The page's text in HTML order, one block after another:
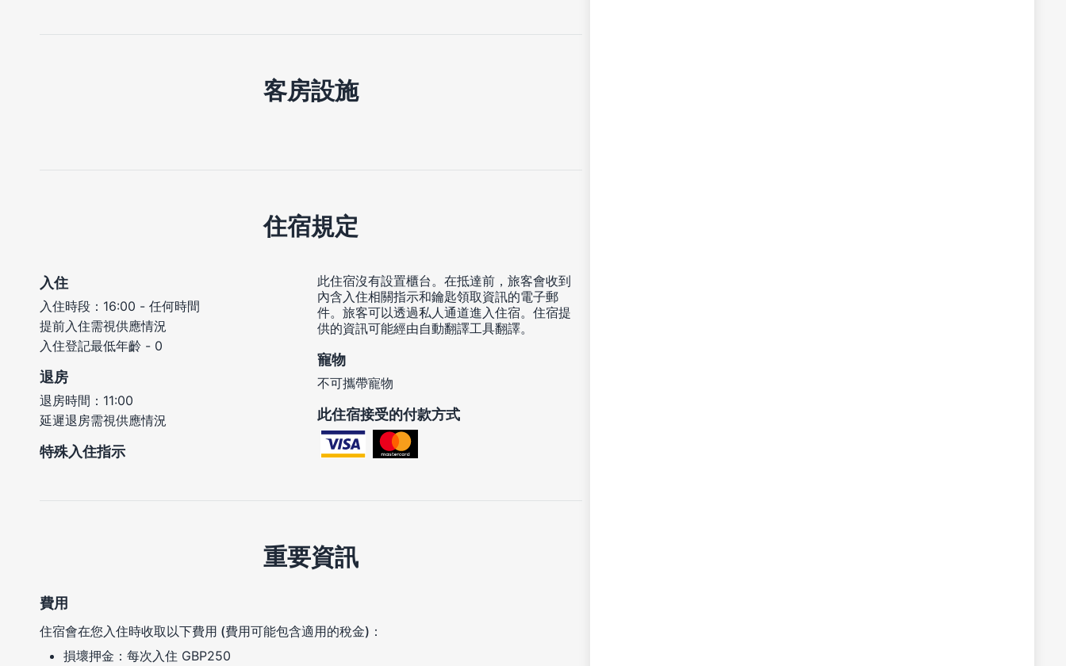
客房設施
住宿規定
入住
入住時段：16:00 - 任何時間
提前入住需視供應情況
入住登記最低年齡 - 0
退房
退房時間：11:00
延遲退房需視供應情況
特殊入住指示
此住宿沒有設置櫃台。在抵達前，旅客會收到
內含入住相關指示和鑰匙領取資訊的電子郵
件。旅客可以透過私人通道進入住宿。住宿提
供的資訊可能經由自動翻譯工具翻譯。
寵物
不可攜帶寵物
此住宿接受的付款方式
重要資訊
費用
住宿會在您入住時收取以下費用 (費用可能包含適用的稅金)：
損壞押金：每次入住 GBP250